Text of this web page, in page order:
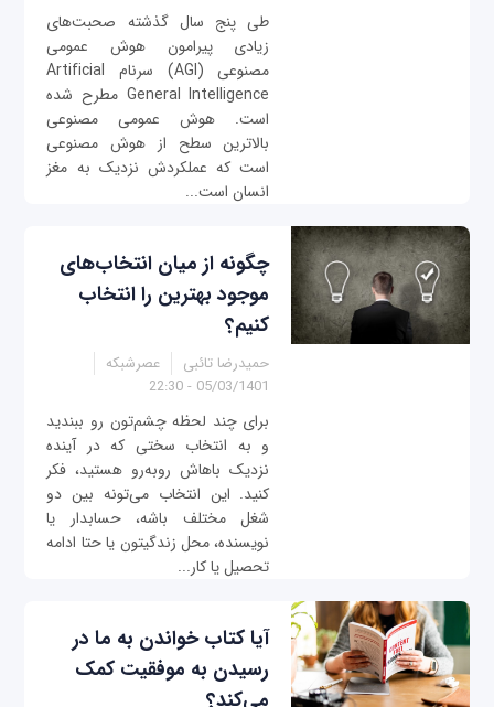
طی پنج سال گذشته صحبت‌های
زیادی پیرامون هوش عمومی
مصنوعی (AGI) سرنام Artificial
General Intelligence مطرح شده
است. هوش عمومی مصنوعی
بالاترین سطح از هوش مصنوعی
است که عملکردش نزدیک به مغز
انسان است...
چگونه از میان انتخاب‌های
موجود بهترین را انتخاب
کنیم؟
حمیدرضا تائبی
عصرشبکه
05/03/1401 - 22:30
برای چند لحظه چشم‌تون رو ببندید
و به انتخاب سختی که در آینده
نزدیک باهاش روبه‌رو هستید، فکر
کنید. این انتخاب می‌تونه بین دو
شغل مختلف باشه، حسابدار یا
نویسنده، محل زندگیتون یا حتا ادامه
تحصیل یا کار...
آیا کتاب خواندن به ما در
رسیدن به موفقیت کمک
می‌کند؟